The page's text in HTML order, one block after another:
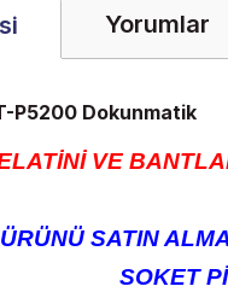
Yorumlar
P5200 Dokunmatik
VE
ÜRÜNÜ SATIN
SOKET